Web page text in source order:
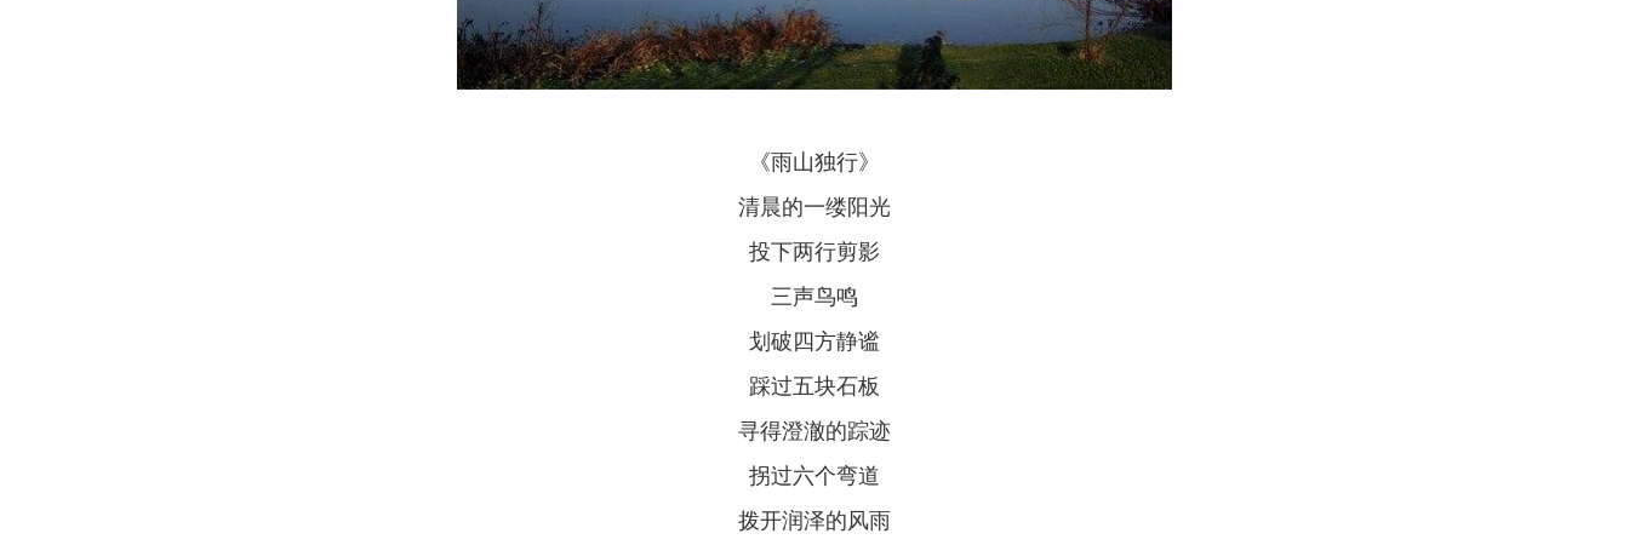
《雨山独行》
清晨的一缕阳光
投下两行剪影
三声鸟鸣
划破四方静谧
踩过五块石板
寻得澄澈的踪迹
拐过六个弯道
拨开润泽的风雨